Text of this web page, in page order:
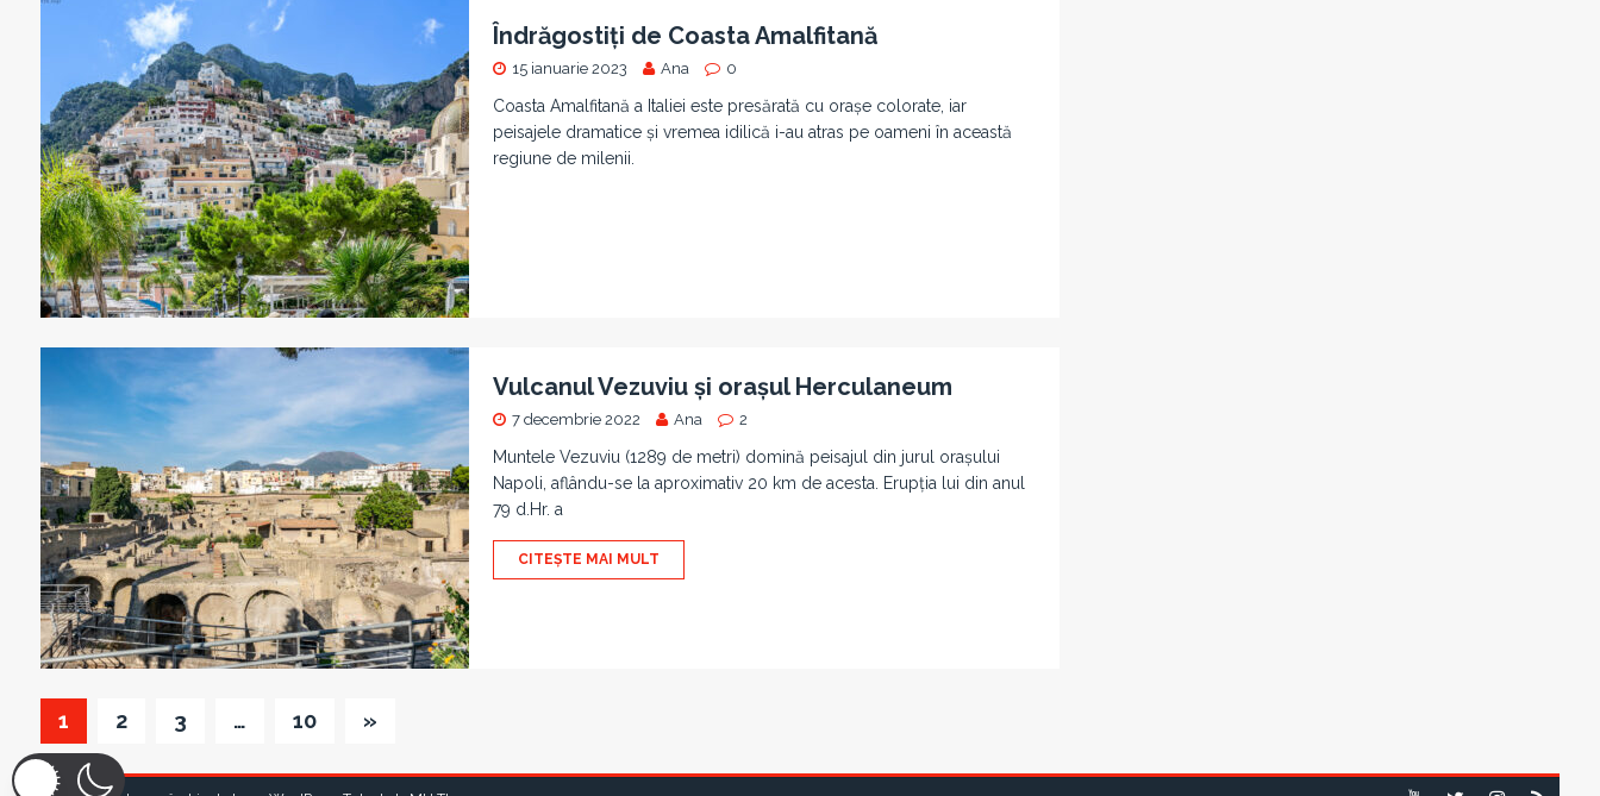
Îndrăgostiți de Coasta Amalfitană
15 ianuarie 2023 Ana 0
Coasta Amalfitană a Italiei este presărată cu orașe colorate, iar
peisajele dramatice și vremea idilică i-au atras pe oameni în această
regiune de milenii.
Vulcanul Vezuviu și orașul Herculaneum
7 decembrie 2022 Ana 2
Muntele Vezuviu (1289 de metri) domină peisajul din jurul orașului
Napoli, aflându-se la aproximativ 20 km de acesta. Erupția lui din anul
79 d.Hr. a
CITEȘTE MAI MULT
1 2 3 … 10 »